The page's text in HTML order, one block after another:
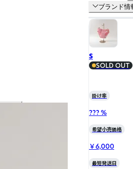
ブランド情
S
SOLD OUT
掛け率
??? %
希望小売価格
￥6,000
最短発送日